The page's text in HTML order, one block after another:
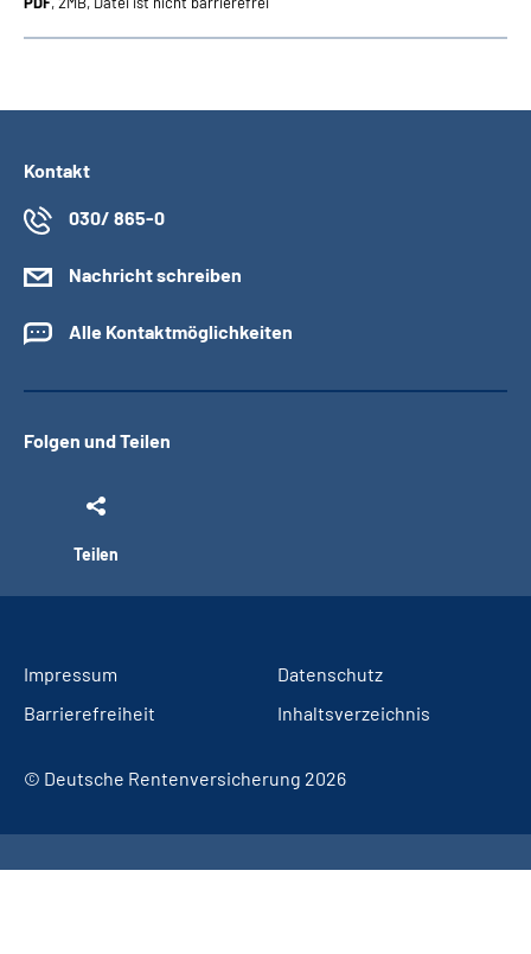
Kontakt
030/ 865-0
Nachricht schreiben
Alle Kontaktmöglichkeiten
Folgen und Teilen
Teilen
Impressum
Datenschutz
Barrierefreiheit
Inhaltsverzeichnis
© Deutsche Rentenversicherung 2026